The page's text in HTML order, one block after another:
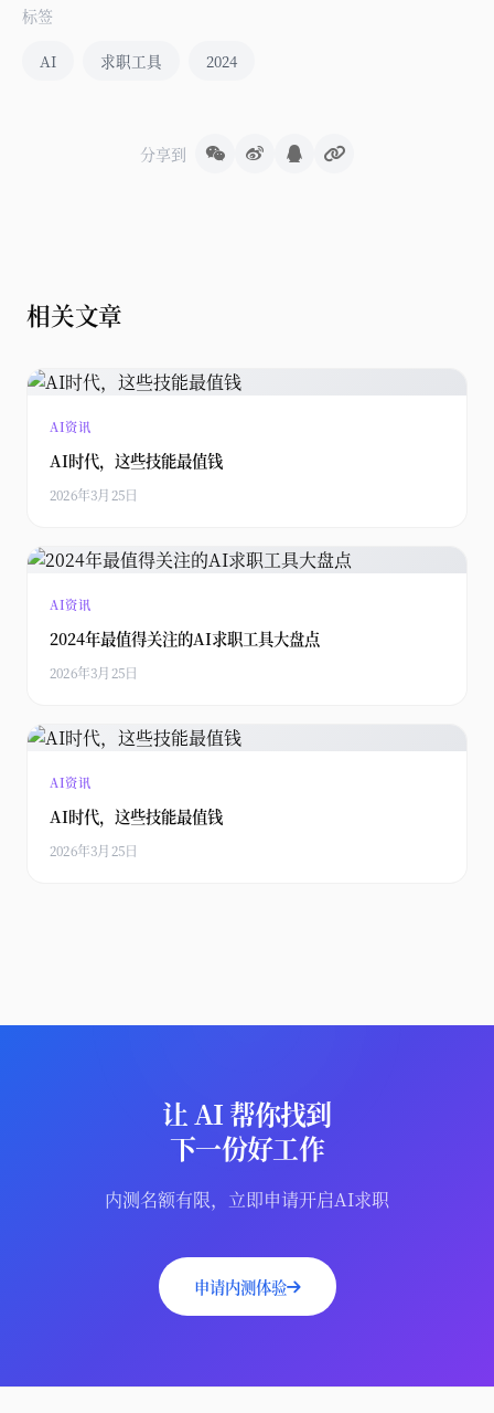
标签
AI 求职工具 2024
分享到
相关文章
AI资讯
AI时代，这些技能最值钱
2026年3月25日
AI资讯
2024年最值得关注的AI求职工具大盘点
2026年3月25日
AI资讯
AI时代，这些技能最值钱
2026年3月25日
让 AI 帮你找到
下一份好工作
内测名额有限，立即申请开启AI求职
申请内测体验